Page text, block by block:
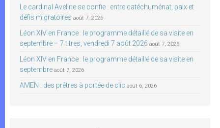
Le cardinal Aveline se confie : entre catéchuménat, paix et
défis migratoires août 7, 2026
Léon XIV en France : le programme détaillé de sa visite en
septembre – 7 titres, vendredi 7 août 2026 août 7, 2026
Léon XIV en France : le programme détaillé de sa visite en
septembre août 7, 2026
AMEN : des prêtres à portée de clic août 6, 2026